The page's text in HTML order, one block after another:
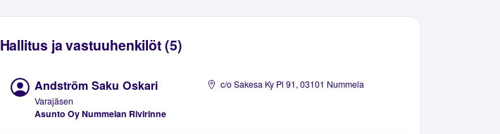
Hallitus ja vastuuhenkilöt (5)
Andström Saku Oskari
Varajäsen
Asunto Oy Nummelan Rivirinne
c/o Sakesa Ky Pl 91, 03101 Nummela